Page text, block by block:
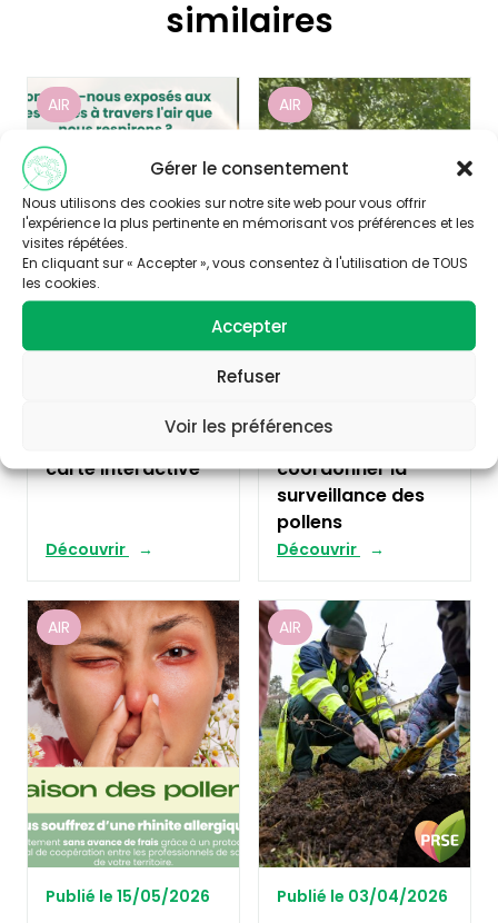
Gérer le consentement
Nous utilisons des cookies sur notre site web pour vous offrir
l'expérience la plus pertinente en mémorisant vos préférences et les
visites répétées.
En cliquant sur « Accepter », vous consentez à l'utilisation de TOUS
les cookies.
Accepter
Refuser
Voir les préférences
similaires
AIR
Pesticides dans
carte interactive
Découvrir
AIR
Publié le 05/06/2026
coordonner la
surveillance des
pollens
Découvrir
AIR
Publié le 15/05/2026
AIR
Publié le 03/04/2026